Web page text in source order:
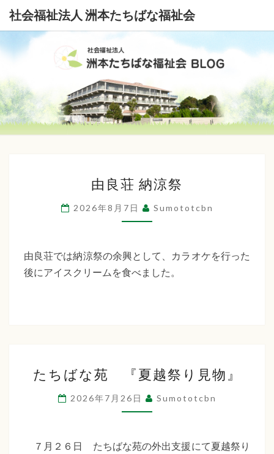
社会福祉法人 洲本たちばな福祉会
社
会
福
法
人
本
た
福
祉
会
良
荘
納
祭
由良荘 納涼祭
2026年8月7日 Sumototcbn
由良荘では納涼祭の余興として、カラオケを行った
後にアイスクリームを食べました。
ち
ば
な
『夏
たちばな苑 『夏越祭り見物』
2026年7月26日 Sumototcbn
７月２６日 たちばな苑の外出支援にて夏越祭り